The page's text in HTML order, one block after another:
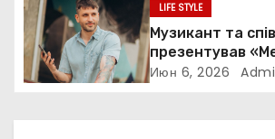
п
и
LIFE STYLE
Музикант та
презентував
про пошук сенсу
Июн 6, 2026